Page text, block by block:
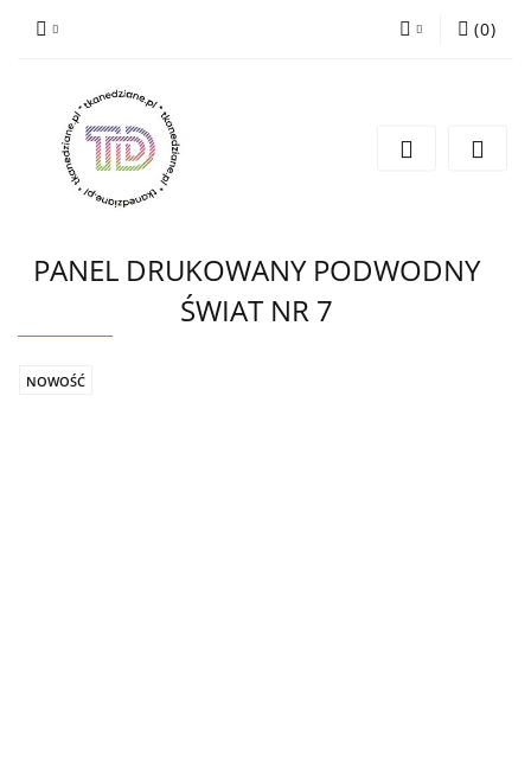
Wyślij e-mail
(0)
PANEL DRUKOWANY PODWODNY
ŚWIAT NR 7
NOWOŚĆ